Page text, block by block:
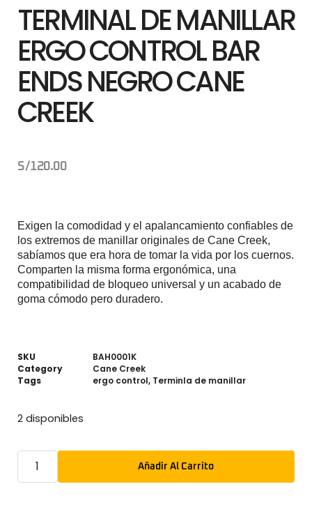
TERMINAL DE MANILLAR
ERGO CONTROL BAR
ENDS NEGRO CANE
CREEK
S/120.00
Exigen la comodidad y el apalancamiento confiables de
los extremos de manillar originales de Cane Creek,
sabíamos que era hora de tomar la vida por los cuernos.
Comparten la misma forma ergonómica, una
compatibilidad de bloqueo universal y un acabado de
goma cómodo pero duradero.
SKU
BAH0001K
Category
Cane Creek
Tags
ergo control, Terminla de manillar
2 disponibles
Añadir Al Carrito